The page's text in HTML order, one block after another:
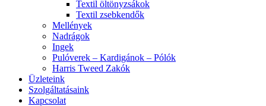
Textil öltönyzsákok
Textil zsebkendők
Mellények
Nadrágok
Ingek
Pulóverek – Kardigánok – Pólók
Harris Tweed Zakók
Üzleteink
Szolgáltatásaink
Kapcsolat